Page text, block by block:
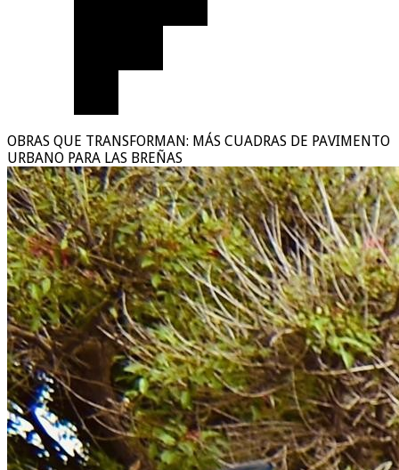
OBRAS QUE TRANSFORMAN: MÁS CUADRAS DE PAVIMENTO
URBANO PARA LAS BREÑAS